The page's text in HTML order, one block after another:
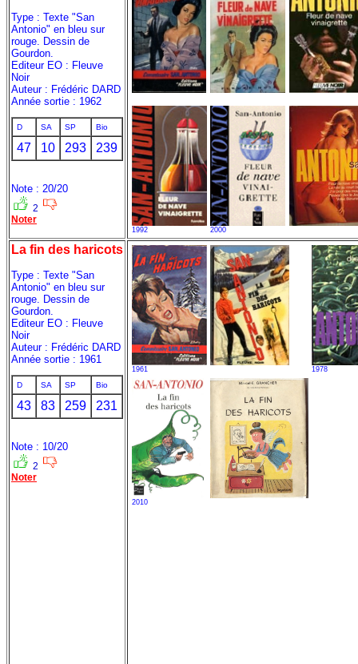
Type : Texte "San
Antonio" en bleu sur
rouge. Dessin de
Gourdon.
Editeur EO : Fleuve
Noir
Auteur : Frédéric DARD
Année sortie : 1962
D SA SP Bio
47 10 293 239
Note : 20/20
2
Noter
1992 2000
La fin des haricots
Type : Texte "San
Antonio" en bleu sur
rouge. Dessin de
Gourdon.
Editeur EO : Fleuve
Noir
Auteur : Frédéric DARD
Année sortie : 1961
D SA SP Bio
43 83 259 231
Note : 10/20
2
Noter
1961 1978
2010